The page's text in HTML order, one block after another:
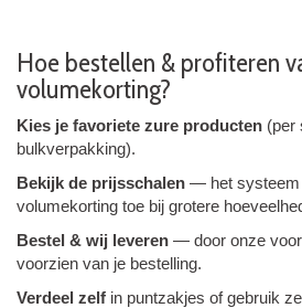
Hoe bestellen & profiteren
volumekorting?
Kies je favoriete zure producten (per
bulkverpakking).
Bekijk de prijs­schalen — het systeem
volumekorting toe bij grotere
Bestel & wij leveren — door onze
voorzien van je bestelling.
Verdeel zelf in puntzakjes of gebruik